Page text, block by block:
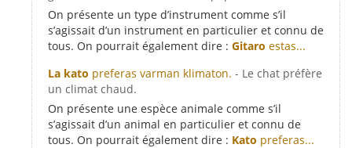
On présente un type d’instrument comme s’il
s’agissait d’un instrument en particulier et connu de
tous. On pourrait également dire : Gitaro estas...
La kato preferas varman klimaton. - Le chat préfère
un climat chaud.
On présente une espèce animale comme s’il
s’agissait d’un animal en particulier et connu de
tous. On pourrait également dire : Kato preferas...